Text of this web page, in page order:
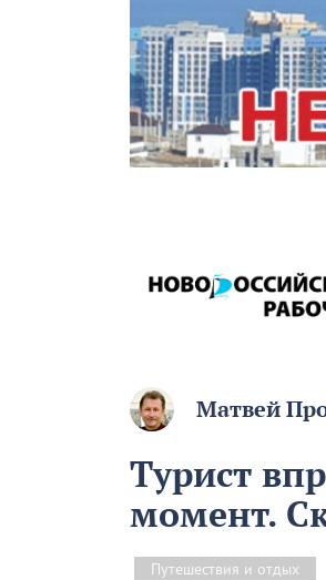
Матвей
Турист
момент.
Путешествия и отдых